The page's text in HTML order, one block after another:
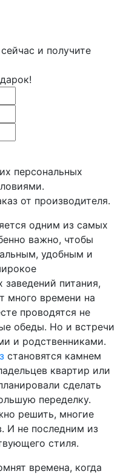
и получите
персональных
от производителя.
одним из самых
важно, чтобы
удобным и
заведений питания,
много времени на
проводятся не
обеды. Но и встречи
и родственниками.
становятся камнем
квартир или
сделать
переделку.
решить, многие
И не последним из
стиля.
времена, когда